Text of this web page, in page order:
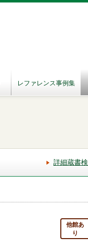
レファレンス事例集
詳細蔵書
他館あ
り